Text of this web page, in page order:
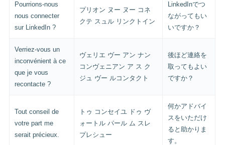
Pourrions-nous
nous connecter
sur LinkedIn ?
プリオン ヌー ヌー コネ
クテ スュル リンクトイン
LinkedInでつ
ながってもい
いですか？
Verriez-vous un
inconvénient à ce
que je vous
recontacte ?
ヴェリエ ヴー アン ナン
コンヴェニアン ア ス ク
ジュ ヴー ルコンタクト
後ほど連絡を
取ってもよい
ですか？
Tout conseil de
votre part me
serait précieux.
トゥ コンセイユ ドゥ ヴ
ォートル パール ム スレ
プレシュー
何かアドバイ
スをいただけ
ると助かりま
す。